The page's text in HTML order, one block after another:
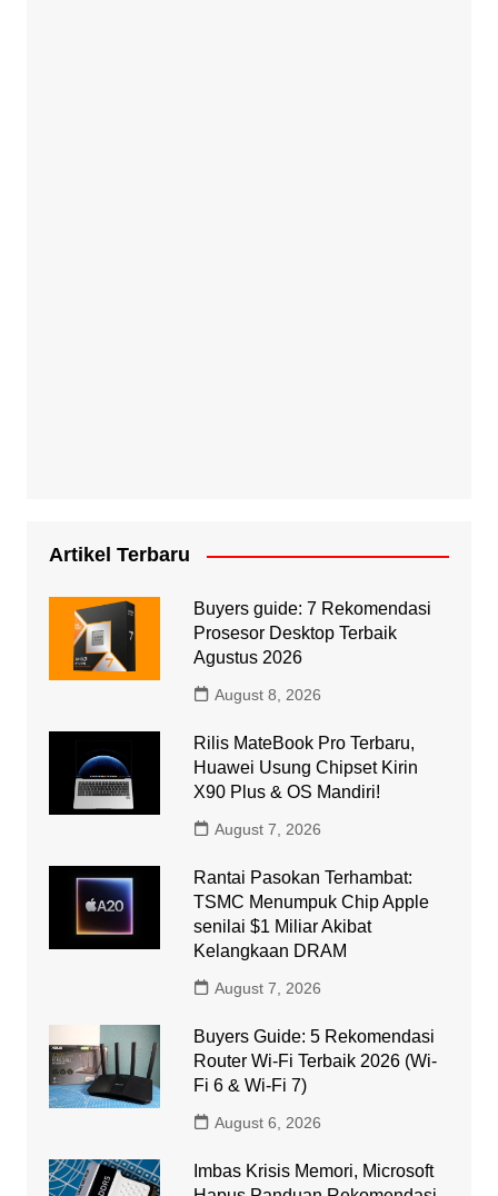
Artikel Terbaru
Buyers guide: 7 Rekomendasi
Prosesor Desktop Terbaik
Agustus 2026
August 8, 2026
Rilis MateBook Pro Terbaru,
Huawei Usung Chipset Kirin
X90 Plus & OS Mandiri!
August 7, 2026
Rantai Pasokan Terhambat:
TSMC Menumpuk Chip Apple
senilai $1 Miliar Akibat
Kelangkaan DRAM
August 7, 2026
Buyers Guide: 5 Rekomendasi
Router Wi-Fi Terbaik 2026 (Wi-
Fi 6 & Wi-Fi 7)
August 6, 2026
Imbas Krisis Memori, Microsoft